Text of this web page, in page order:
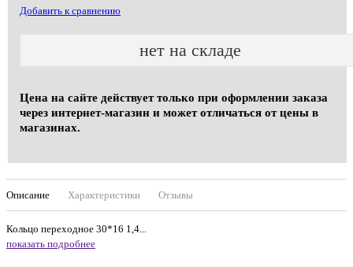
Добавить к сравнению
нет на складе
Цена на сайте действует только при оформлении заказа
через интернет-магазин и может отличаться от цены в
магазинах.
Описание Характеристики Отзывы
Кольцо переходное 30*16 1,4...
показать подробнее